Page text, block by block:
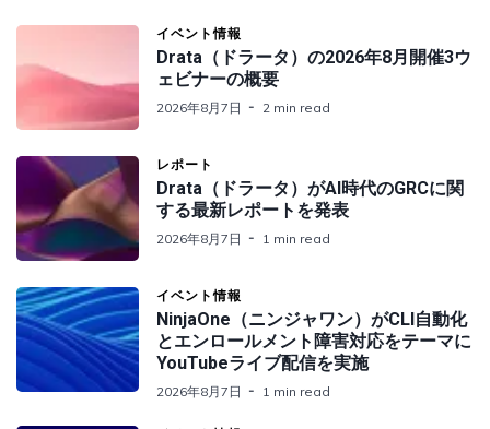
イベント情報
Drata（ドラータ）の2026年8月開催3ウ
ェビナーの概要
2026年8月7日 2 min read
レポート
Drata（ドラータ）がAI時代のGRCに関
する最新レポートを発表
2026年8月7日 1 min read
イベント情報
NinjaOne（ニンジャワン）がCLI自動化
とエンロールメント障害対応をテーマに
YouTubeライブ配信を実施
2026年8月7日 1 min read